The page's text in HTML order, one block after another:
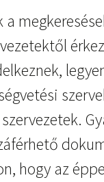
a
hogy az